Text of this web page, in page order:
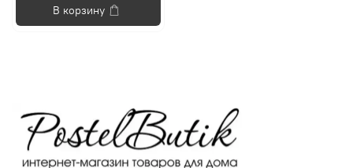
В корзину